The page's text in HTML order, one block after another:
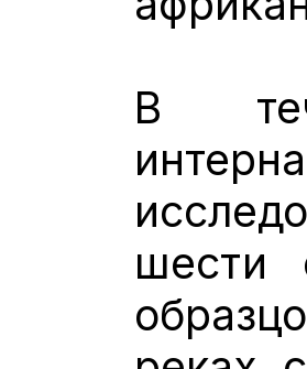
В
шести